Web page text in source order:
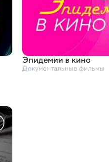
Эпидемии в кино
Документальные фильмы